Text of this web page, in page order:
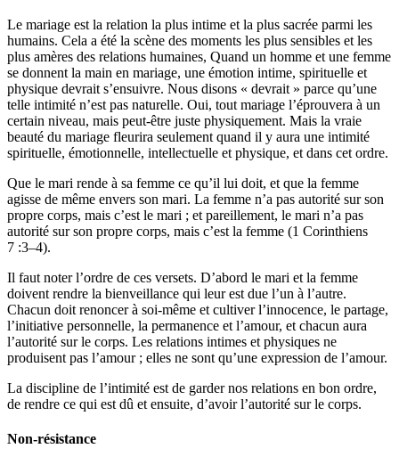
Le mariage est la relation la plus intime et la plus sacrée parmi les
humains. Cela a été la scène des moments les plus sensibles et les
plus amères des relations humaines, Quand un homme et une femme
se donnent la main en mariage, une émotion intime, spirituelle et
physique devrait s’ensuivre. Nous disons « devrait » parce qu’une
telle intimité n’est pas naturelle. Oui, tout mariage l’éprouvera à un
certain niveau, mais peut-être juste physiquement. Mais la vraie
beauté du mariage fleurira seulement quand il y aura une intimité
spirituelle, émotionnelle, intellectuelle et physique, et dans cet ordre.
Que le mari rende à sa femme ce qu’il lui doit, et que la femme
agisse de même envers son mari. La femme n’a pas autorité sur son
propre corps, mais c’est le mari ; et pareillement, le mari n’a pas
autorité sur son propre corps, mais c’est la femme (1 Corinthiens
7 :3–4).
Il faut noter l’ordre de ces versets. D’abord le mari et la femme
doivent rendre la bienveillance qui leur est due l’un à l’autre.
Chacun doit renoncer à soi-même et cultiver l’innocence, le partage,
l’initiative personnelle, la permanence et l’amour, et chacun aura
l’autorité sur le corps. Les relations intimes et physiques ne
produisent pas l’amour ; elles ne sont qu’une expression de l’amour.
La discipline de l’intimité est de garder nos relations en bon ordre,
de rendre ce qui est dû et ensuite, d’avoir l’autorité sur le corps.
Non-résistance